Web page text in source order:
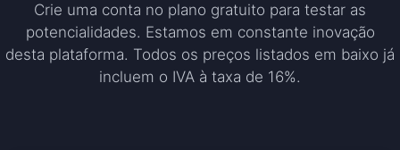
Crie uma conta no plano gratuito para testar as
potencialidades. Estamos em constante inovação
desta plataforma. Todos os preços listados em baixo já
incluem o IVA à taxa de 16%.